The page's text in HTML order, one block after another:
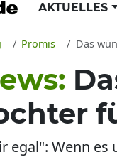
AKTUELLES
Promis Das
egal": Wenn